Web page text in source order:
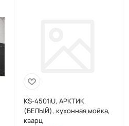
KS-4501iU, АРКТИК
(БЕЛЫЙ), кухонная мойка,
кварц